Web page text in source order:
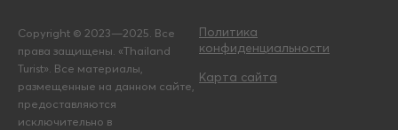
Copyright © 2023—2025. Все
права защищены. «Thailand
Turist». Все материалы,
размещенные на данном сайте,
предоставляются
исключительно в
Политика
конфиденциальности
Карта сайта